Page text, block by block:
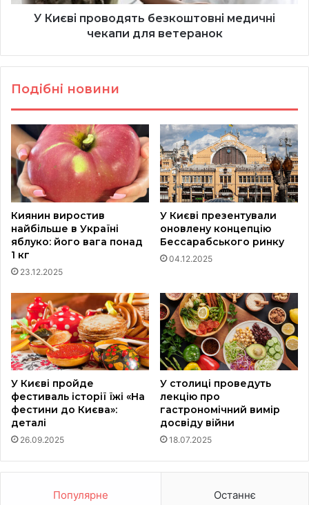
У Києві проводять безкоштовні медичні
чекапи для ветеранок
Подібні новини
Киянин виростив
найбільше в Україні
яблуко: його вага понад
1 кг
23.12.2025
У Києві презентували
оновлену концепцію
Бессарабського ринку
04.12.2025
У Києві пройде
фестиваль історії їжі «На
фестини до Києва»:
деталі
26.09.2025
У столиці проведуть
лекцію про
гастрономічний вимір
досвіду війни
18.07.2025
Популярне Останнє